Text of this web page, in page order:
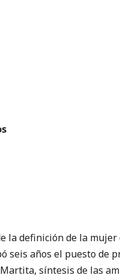
la definición de la mujer
seis años el puesto de
síntesis de las